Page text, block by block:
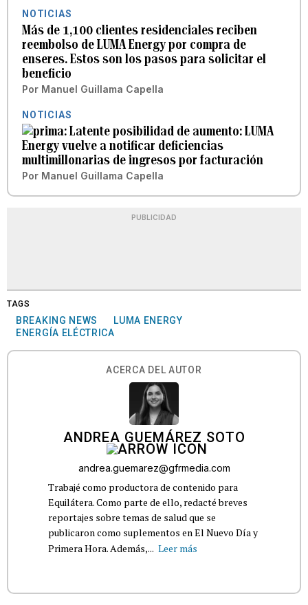
NOTICIAS
Más de 1,100 clientes residenciales reciben
reembolso de LUMA Energy por compra de
enseres. Estos son los pasos para solicitar el
beneficio
Por Manuel Guillama Capella
NOTICIAS
Latente posibilidad de aumento: LUMA
Energy vuelve a notificar deficiencias
multimillonarias de ingresos por facturación
Por Manuel Guillama Capella
PUBLICIDAD
TAGS
BREAKING NEWS
LUMA ENERGY
ENERGÍA ELÉCTRICA
ACERCA DEL AUTOR
ANDREA GUEMÁREZ SOTO
andrea.guemarez@gfrmedia.com
Trabajé como productora de contenido para
Equilátera. Como parte de ello, redacté breves
reportajes sobre temas de salud que se
publicaron como suplementos en El Nuevo Día y
Primera Hora. Además,... Leer más